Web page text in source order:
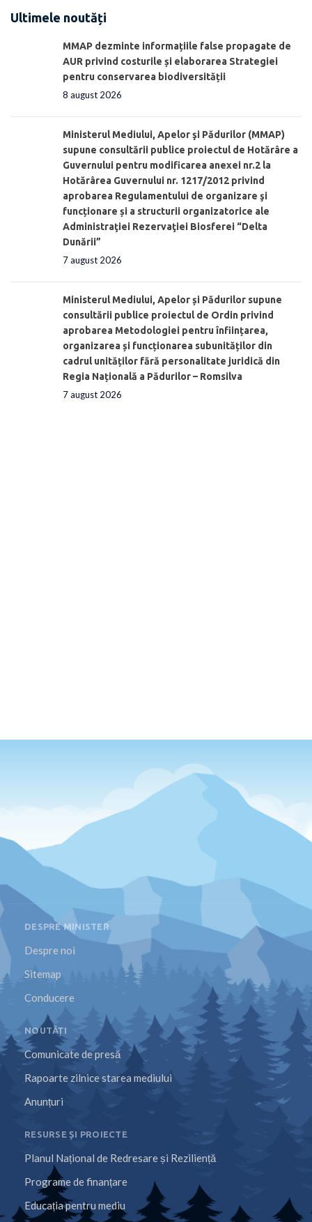
Ultimele noutăți
MMAP dezminte informațiile false propagate de
AUR privind costurile și elaborarea Strategiei
pentru conservarea biodiversității
8 august 2026
Ministerul Mediului, Apelor şi Pădurilor (MMAP)
supune consultării publice proiectul de Hotărâre a
Guvernului pentru modificarea anexei nr.2 la
Hotărârea Guvernului nr. 1217/2012 privind
aprobarea Regulamentului de organizare şi
funcționare și a structurii organizatorice ale
Administraţiei Rezervaţiei Biosferei “Delta
Dunării”
7 august 2026
Ministerul Mediului, Apelor și Pădurilor supune
consultării publice proiectul de Ordin privind
aprobarea Metodologiei pentru înființarea,
organizarea și funcționarea subunităților din
cadrul unităților fără personalitate juridică din
Regia Națională a Pădurilor – Romsilva
7 august 2026
DESPRE MINISTER
Despre noi
Sitemap
Conducere
NOUTĂȚI
Comunicate de presă
Rapoarte zilnice starea mediului
Anunțuri
RESURSE ȘI PROIECTE
Planul Național de Redresare și Reziliență
Programe de finanțare
Educația pentru mediu